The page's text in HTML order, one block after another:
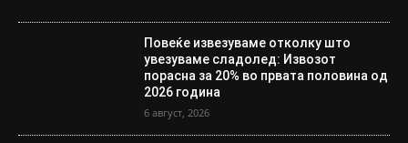
Повеќе извезуваме отколку што
увезуваме сладолед: Извозот
порасна за 20% во првата половина од
2026 година
6 август, 2026